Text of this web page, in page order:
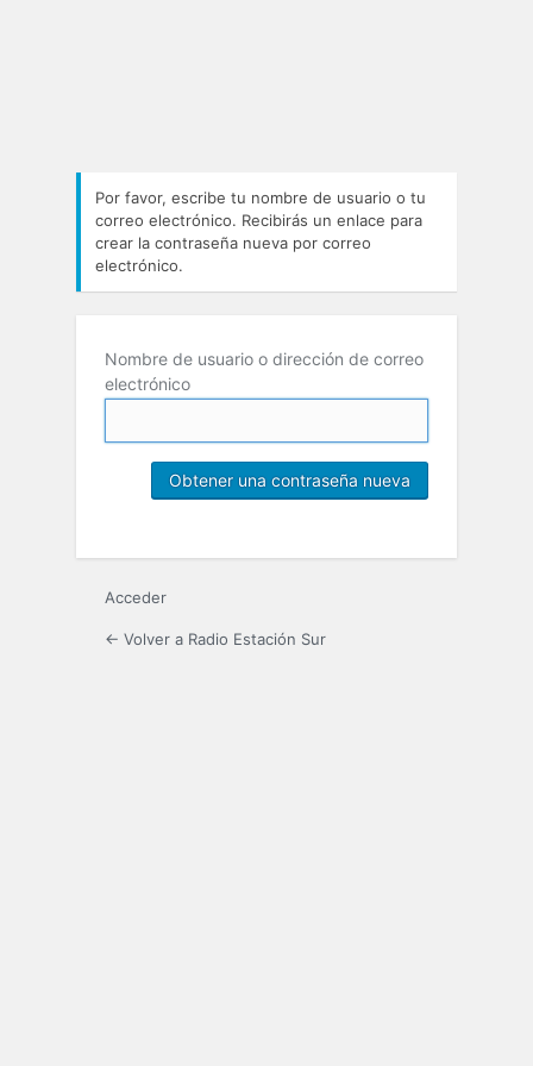
Por favor, escribe tu nombre de usuario o tu
correo electrónico. Recibirás un enlace para
crear la contraseña nueva por correo
electrónico.
Nombre de usuario o dirección de correo
electrónico
Acceder
← Volver a Radio Estación Sur